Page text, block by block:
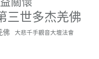
三世多杰羌佛
佛 大悲千手觀音大壇法會